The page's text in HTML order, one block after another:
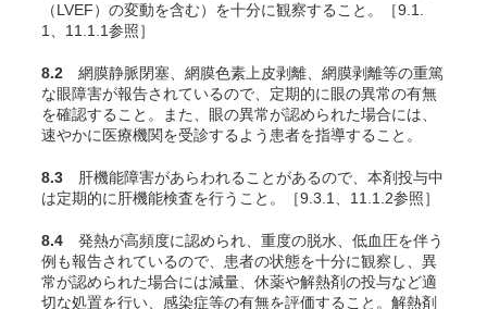
（LVEF）の変動を含む）を十分に観察すること。［9.1.
1、11.1.1参照］
8.2 網膜静脈閉塞、網膜色素上皮剥離、網膜剥離等の重篤
な眼障害が報告されているので、定期的に眼の異常の有無
を確認すること。また、眼の異常が認められた場合には、
速やかに医療機関を受診するよう患者を指導すること。
8.3 肝機能障害があらわれることがあるので、本剤投与中
は定期的に肝機能検査を行うこと。［9.3.1、11.1.2参照］
8.4 発熱が高頻度に認められ、重度の脱水、低血圧を伴う
例も報告されているので、患者の状態を十分に観察し、異
常が認められた場合には減量、休薬や解熱剤の投与など適
切な処置を行い、感染症等の有無を評価する こと。 解熱剤